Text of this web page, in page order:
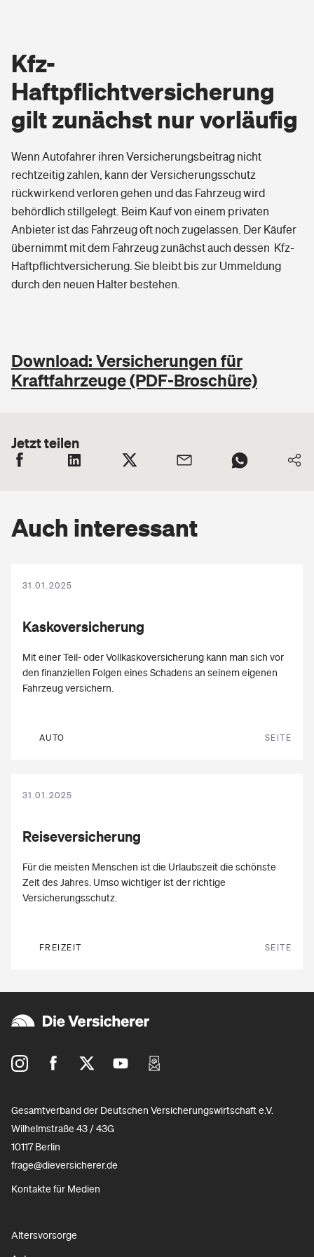
Der Verkäufer eines Fahrzeugs sollte seinen
Versicherer mit einer Kopie des
Kaufvertrags, auf dem Datum und Uhrzeit
Eigentümerwechsel informieren.
Wichtig: Die Kfz-Steuerpflicht endet mit der
Abmeldung des Fahrzeuges bei der
Zulassungsbehörde.
Kfz-
Haftpflichtversicherung
gilt zunächst nur vorläufig
Wenn Autofahrer ihren Versicherungsbeitrag nicht
rechtzeitig zahlen, kann der Versicherungsschutz
rückwirkend verloren gehen und das Fahrzeug wird
behördlich stillgelegt. Beim Kauf von einem privaten
Anbieter ist das Fahrzeug oft noch zugelassen. Der Käufer
übernimmt mit dem Fahrzeug zunächst auch dessen Kfz-
Haftpflichtversicherung. Sie bleibt bis zur Ummeldung
durch den neuen Halter bestehen.
Download: Versicherungen für
Kraftfahrzeuge (PDF-Broschüre)
Jetzt teilen
Auch interessant
Kaskoversicherung
31.01.2025
Mit einer Teil- oder Vollkaskoversicherung kann man sich vor
den finanziellen Folgen eines Schadens an seinem eigenen
Fahrzeug versichern.
AUTO SEITE
Reiseversicherung
31.01.2025
Für die meisten Menschen ist die Urlaubszeit die schönste
Zeit des Jahres. Umso wichtiger ist der richtige
Versicherungsschutz.
FREIZEIT SEITE
Gesamtverband der Deutschen Versicherungswirtschaft e.V.
Wilhelmstraße 43 / 43G
10117 Berlin
frage@dieversicherer.de
Kontakte für Medien
Altersvorsorge